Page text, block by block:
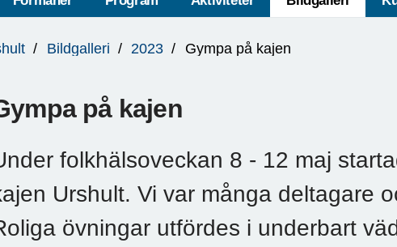
Bildgalleri 2023 Gympa på kajen
på kajen
folkhälsoveckan 8 - 12 maj
Urshult. Vi var många deltagare
övningar utfördes i underbart